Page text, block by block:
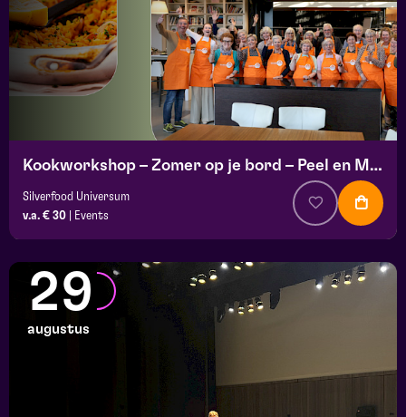
Kookworkshop – Zomer op je bord – Peel en Maas
Silverfood Universum
v.a. € 30
Events
29
augustus